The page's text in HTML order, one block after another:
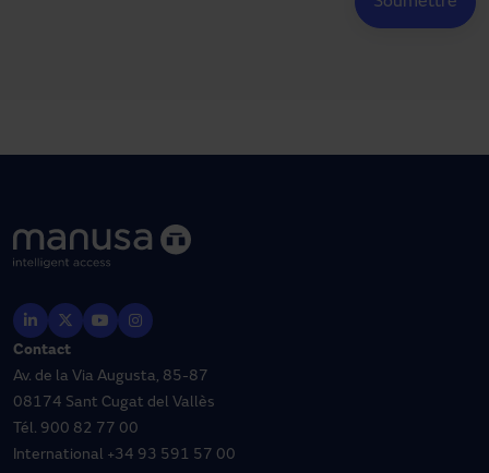
Contact
Av. de la Via Augusta, 85-87
08174 Sant Cugat del Vallès
Tél. 900 82 77 00
International +34 93 591 57 00